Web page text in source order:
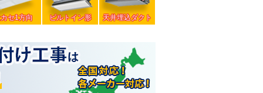
セ1方向 ビルトイン形 天井埋込ダクト